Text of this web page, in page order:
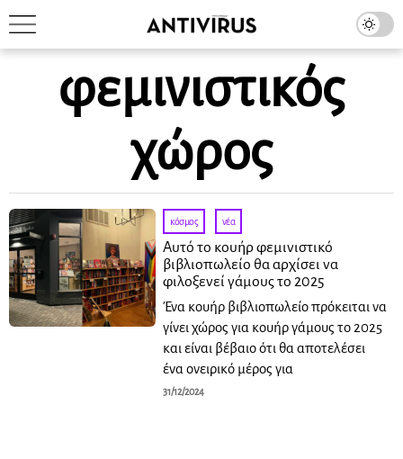
φεμινιστικός
χώρος
κόσμος · νέα
Αυτό το κουήρ φεμινιστικό
βιβλιοπωλείο θα αρχίσει να
φιλοξενεί γάμους το 2025
Ένα κουήρ βιβλιοπωλείο πρόκειται να
γίνει χώρος για κουήρ γάμους το 2025
και είναι βέβαιο ότι θα αποτελέσει
ένα ονειρικό μέρος για
31/12/2024